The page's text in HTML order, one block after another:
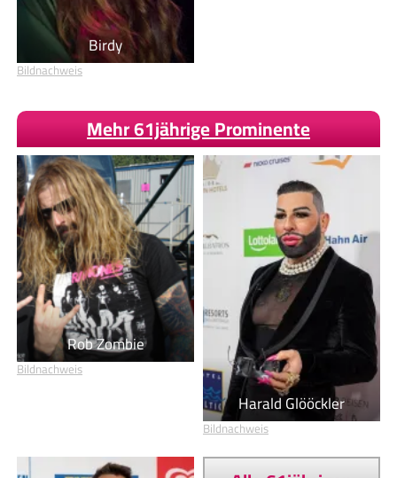
Birdy
Bildnachweis
Mehr 61jährige Prominente
Rob Zombie
Bildnachweis
Harald Glööckler
Bildnachweis